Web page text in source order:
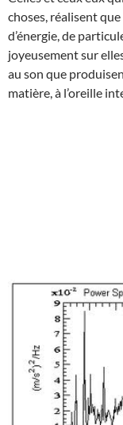
choses, réalisent
d’énergie, de
joyeusement sur
au son que
matière, à l’oreille